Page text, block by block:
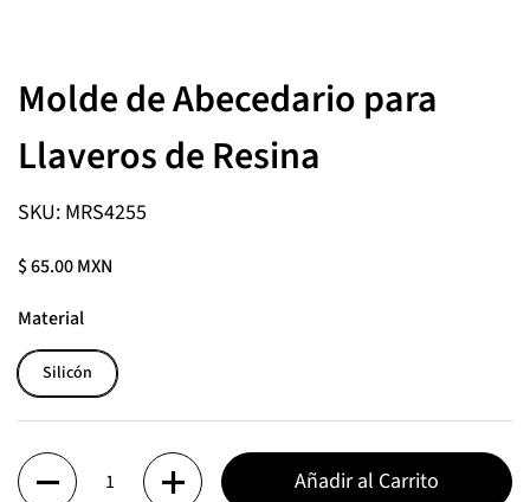
Molde de Abecedario para
Llaveros de Resina
SKU: MRS4255
$ 65.00 MXN
Material
Silicón
Cantidad
Añadir al Carrito